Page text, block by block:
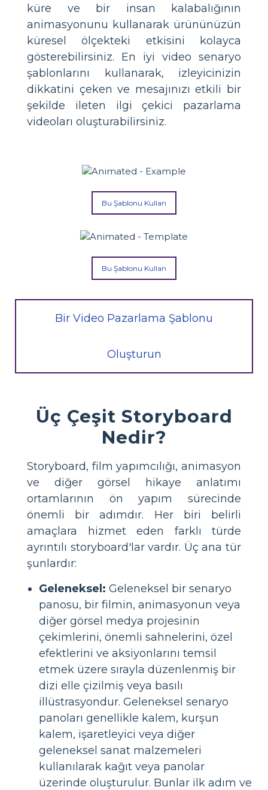
küre ve bir insan kalabalığının
animasyonunu kullanarak ürününüzün
küresel ölçekteki etkisini kolayca
gösterebilirsiniz. En iyi video senaryo
şablonlarını kullanarak, izleyicinizin
dikkatini çeken ve mesajınızı etkili bir
şekilde ileten ilgi çekici pazarlama
videoları oluşturabilirsiniz.
Bu Şablonu Kullan
Bu Şablonu Kullan
Bir Video Pazarlama Şablonu
Oluşturun
Üç Çeşit Storyboard
Nedir?
Storyboard, film yapımcılığı, animasyon
ve diğer görsel hikaye anlatımı
ortamlarının ön yapım sürecinde
önemli bir adımdır. Her biri belirli
amaçlara hizmet eden farklı türde
ayrıntılı storyboard'lar vardır. Üç ana tür
şunlardır:
Geleneksel: Geleneksel bir senaryo
panosu, bir filmin, animasyonun veya
diğer görsel medya projesinin
çekimlerini, önemli sahnelerini, özel
efektlerini ve aksiyonlarını temsil
etmek üzere sırayla düzenlenmiş bir
dizi elle çizilmiş veya basılı
illüstrasyondur. Geleneksel senaryo
panoları genellikle kalem, kurşun
kalem, işaretleyici veya diğer
geleneksel sanat malzemeleri
kullanılarak kağıt veya panolar
üzerinde oluşturulur. Bunlar ilk adım ve